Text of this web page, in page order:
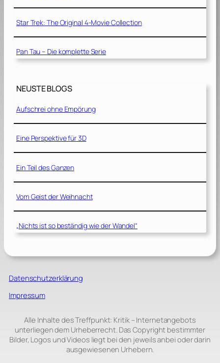
Star Trek: The Original 4-Movie Collection
Pan Tau – Die komplette Serie
NEUSTE BLOGS
Aufschrei ohne Empörung
Eine Perspektive für 3D
Ein Teil des Ganzen
Vom Geist der Weihnacht
„Nichts ist so beständig wie der Wandel“
Datenschutzerklärung
Impressum
Alle Inhalte des Treffpunkt: Kritik – Internetangebots
unterliegen dem Urheberrecht. Das Copyright bestimmter
Bilder, Logos und Videos liegt bei den jeweils anbei oder darin
ausgewiesenen Urhebern.